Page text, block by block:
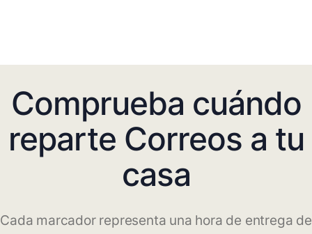
Comprueba cuándo
reparte Correos a tu
casa
Cada marcador representa una hora de entrega de